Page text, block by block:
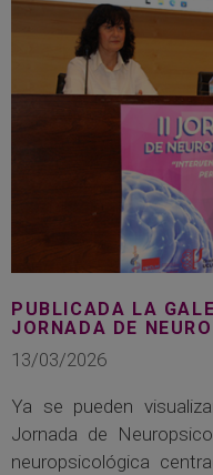
PUBLICADA LA
JORNADA DE
13/03/2026
Ya se pueden
Jornada de
neuropsicológica